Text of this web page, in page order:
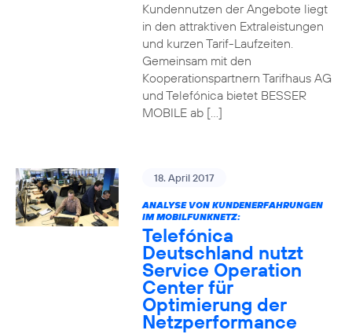
Kundennutzen der Angebote liegt
in den attraktiven Extraleistungen
und kurzen Tarif-Laufzeiten.
Gemeinsam mit den
Kooperationspartnern Tarifhaus AG
und Telefónica bietet BESSER
MOBILE ab […]
18. April 2017
ANALYSE VON KUNDENERFAHRUNGEN
IM MOBILFUNKNETZ:
Telefónica
Deutschland nutzt
Service Operation
Center für
Optimierung der
Netzperformance